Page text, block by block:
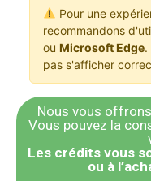
Pour une
recommandons
ou Microsoft Edge.
pas s'afficher
Nous vous
Vous pouvez la
​Les crédits vous
ou à